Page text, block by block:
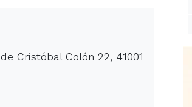
Cristóbal Colón 22, 41001